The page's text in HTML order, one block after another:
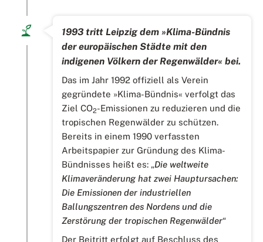
1993 tritt Leipzig dem »Klima-Bündnis
der europäischen Städte mit den
indigenen Völkern der Regenwälder« bei.
Das im Jahr 1992 offiziell als Verein
gegründete »Klima-Bündnis« verfolgt das
Ziel CO2-Emissionen zu reduzieren und die
tropischen Regenwälder zu schützen.
Bereits in einem 1990 verfassten
Arbeitspapier zur Gründung des Klima-
Bündnisses heißt es: „Die weltweite
Klimaveränderung hat zwei Hauptursachen:
Die Emissionen der industriellen
Ballungszentren des Nordens und die
Zerstörung der tropischen Regenwälder“
Der Beitritt erfolgt auf Beschluss des